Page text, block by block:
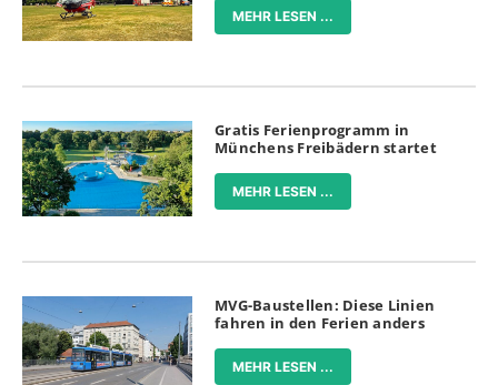
MEHR LESEN ...
Gratis Ferienprogramm in
Münchens Freibädern startet
MEHR LESEN ...
MVG-Baustellen: Diese Linien
fahren in den Ferien anders
MEHR LESEN ...